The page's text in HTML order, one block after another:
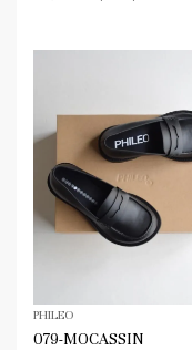
PHILEO
079-MOCASSIN